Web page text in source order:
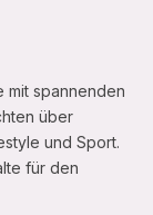
mit spannenden
über
und Sport.
für den